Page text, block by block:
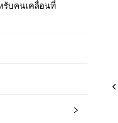
รับคนเคลื่อนที่